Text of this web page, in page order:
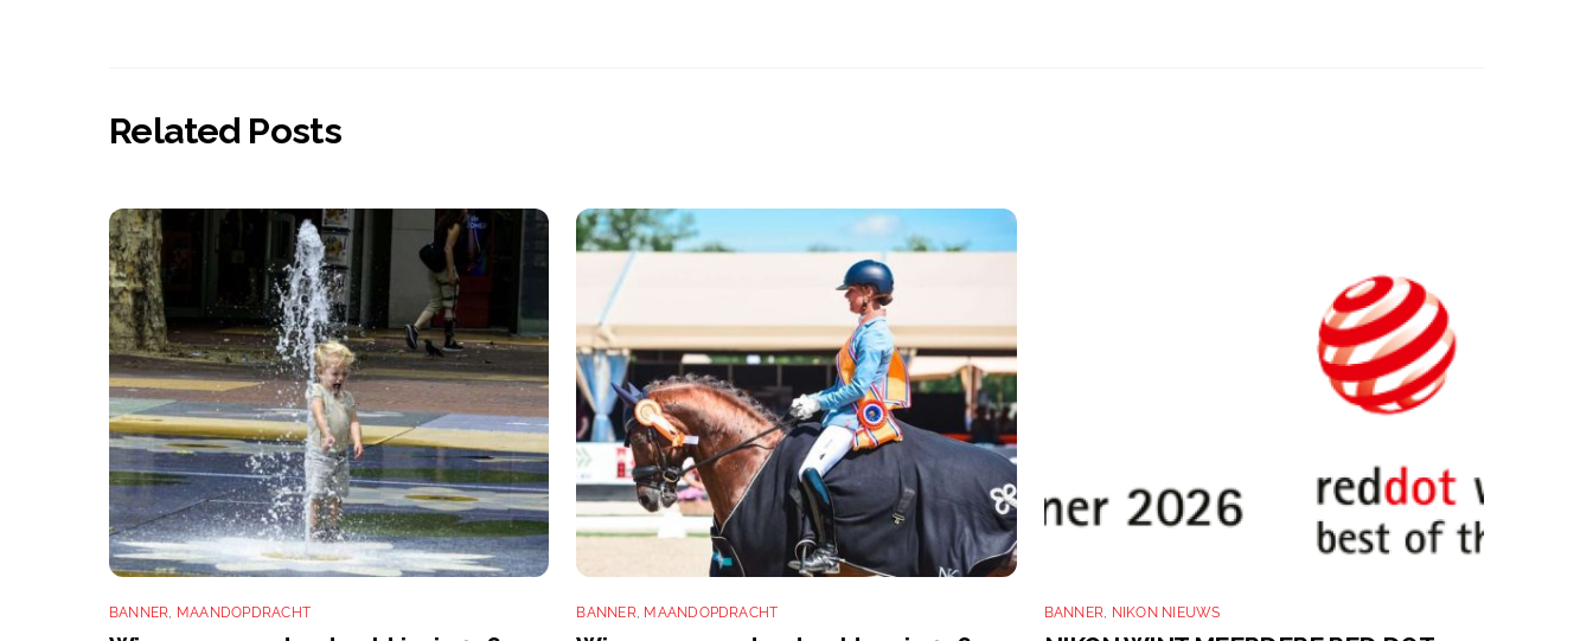
Related Posts
BANNER, MAANDOPDRACHT BANNER, MAANDOPDRACHT BANNER, NIKON NIEUWS